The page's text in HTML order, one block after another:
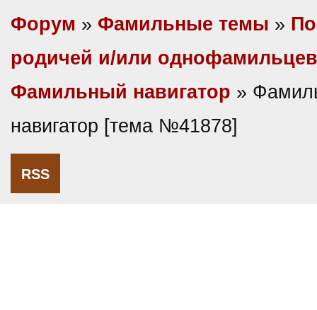
Форум » Фамильные темы »
родичей и/или однофамильцев
Фамильный навигатор »
навигатор [тема №41878]
RSS